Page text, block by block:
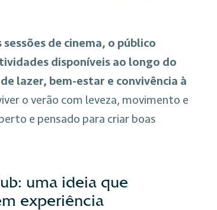
de cinema, o público
disponíveis ao longo do
lazer, bem-estar e convivência à
o verão com leveza, movimento e
e pensado para criar boas
uma ideia que
experiência